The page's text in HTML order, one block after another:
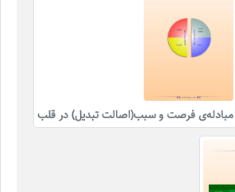
مبادله‌ی فرصت و سبب(اصالت تبدیل) در قلب